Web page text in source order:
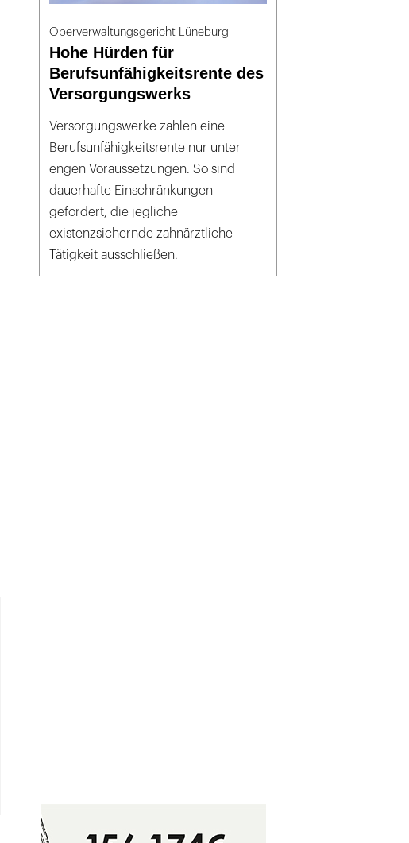
Oberverwaltungsgericht Lüneburg
Hohe Hürden für
Berufsunfähigkeitsrente des
Versorgungswerks
Versorgungswerke zahlen eine
Berufsunfähigkeitsrente nur unter
engen Voraussetzungen. So sind
dauerhafte Einschränkungen
gefordert, die jegliche
existenzsichernde zahnärztliche
Tätigkeit ausschließen.